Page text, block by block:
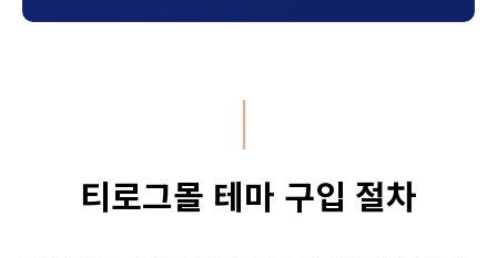
티로그몰 테마 구입 절차